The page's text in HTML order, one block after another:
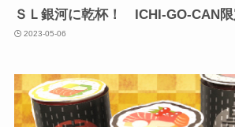
ＳＬ銀河に乾杯！ ICHI-GO-CAN限
2023-05-06